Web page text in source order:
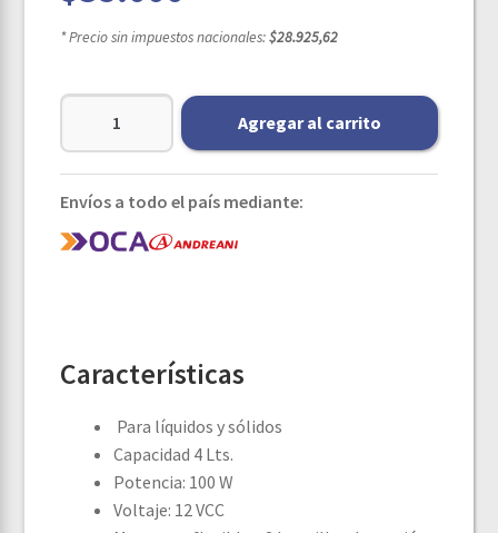
* Precio sin impuestos nacionales:$28.925,62
Agregar al carrito
Envíos a todo el país mediante:
Características
Para líquidos y sólidos
Capacidad 4 Lts.
Potencia: 100 W
Voltaje: 12 VCC